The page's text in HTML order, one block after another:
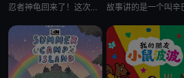
忍者神龟回来了！这次是以电视剧的形式。当神龟们被人类接纳，一边上高中一边继续他们的超级英雄生涯时，他们面临着同